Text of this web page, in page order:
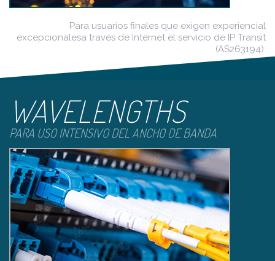
Para usuarios finales que exigen experiencial
excepcionalesa través de Internet el servicio de IP Transit
(AS263194).
WAVELENGTHS
PARA USO INTENSIVO DEL ANCHO DE BANDA